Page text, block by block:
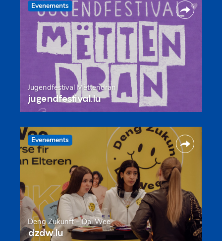
Evenements
Jugendfestival Mëttendran
jugendfestival.lu
Evenements
Deng Zukunft – Däi Wee
dzdw.lu